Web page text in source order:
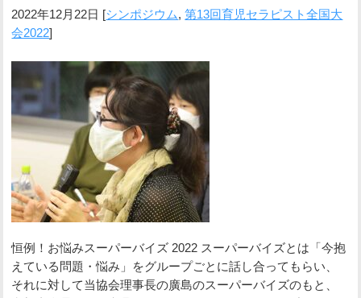
2022年12月22日 [シンポジウム,第13回育児セラピスト全国大
会2022]
恒例！お悩みスーパーバイズ 2022 スーパーバイズとは「今抱
えている問題・悩み」をグループごとに話し合ってもらい、
それに対して当協会理事長の廣島のスーパーバイズのもと、